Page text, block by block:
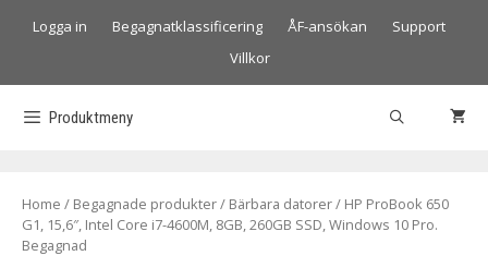
Logga in Begagnatklassificering ÅF-ansökan
Support
Villkor
Produktmeny
Home / Begagnade produkter/ Bärbara datorer/ HP ProBook 650
G1, 15,6″, Intel Core i7-4600M, 8GB, 260GB SSD, Windows 10 Pro.
Begagnad